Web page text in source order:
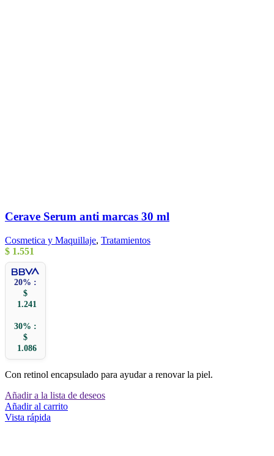
Cerave Serum anti marcas 30 ml
Cosmetica y Maquillaje, Tratamientos
$ 1.551
20% :
$
1.241
30% :
$
1.086
Con retinol encapsulado para ayudar a renovar la piel.
Añadir a la lista de deseos
Añadir al carrito
Vista rápida